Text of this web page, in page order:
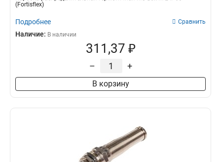
(Fortisflex)
Подробнее Сравнить
Наличие: В наличии
311,37 ₽
– +
В корзину